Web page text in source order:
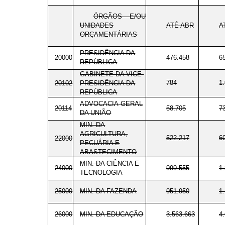
ÓRGÃOS E/OU
UNIDADES
ORÇAMENTÁRIAS
ATÉ ABR
20000
PRESIDÊNCIA DA
REPÚBLICA
476.458
20102
GABINETE DA VICE-
PRESIDÊNCIA DA
REPÚBLICA
784
20114
ADVOCACIA-GERAL
DA UNIÃO
58.705
22000
MIN. DA
AGRICULTURA,
PECUÁRIA E
ABASTECIMENTO
522.217
24000
MIN. DA CIÊNCIA E
TECNOLOGIA
999.555
25000 MIN. DA FAZENDA 951.950
26000 MIN. DA EDUCAÇÃO 3.563.663